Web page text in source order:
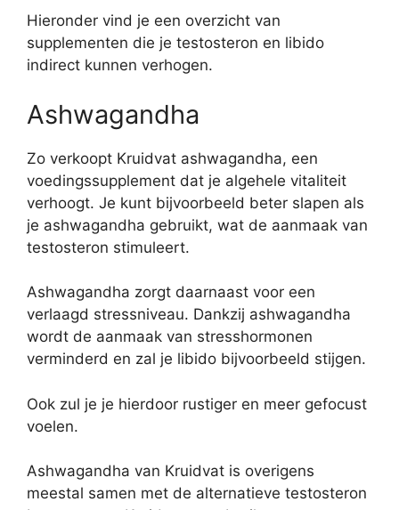
Hieronder vind je een overzicht van
supplementen die je testosteron en libido
indirect kunnen verhogen.
Ashwagandha
Zo verkoopt Kruidvat ashwagandha, een
voedingssupplement dat je algehele vitaliteit
verhoogt. Je kunt bijvoorbeeld beter slapen als
je ashwagandha gebruikt, wat de aanmaak van
testosteron stimuleert.
Ashwagandha zorgt daarnaast voor een
verlaagd stressniveau. Dankzij ashwagandha
wordt de aanmaak van stresshormonen
verminderd en zal je libido bijvoorbeeld stijgen.
Ook zul je je hierdoor rustiger en meer gefocust
voelen.
Ashwagandha van Kruidvat is overigens
meestal samen met de alternatieve testosteron